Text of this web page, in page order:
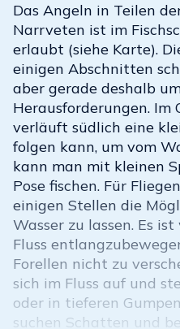
Das Angeln in Teilen
Narrveten ist im
erlaubt (siehe Karte).
einigen Abschnitten
aber gerade deshalb
Herausforderungen. Im
verläuft südlich eine
folgen kann, um vom
kann man mit kleinen
Pose fischen. Für
einigen Stellen die
Wasser zu lassen. Es
Fluss
Forellen nicht zu
sich im Fluss auf und
oder in tieferen
suchen Schatten und